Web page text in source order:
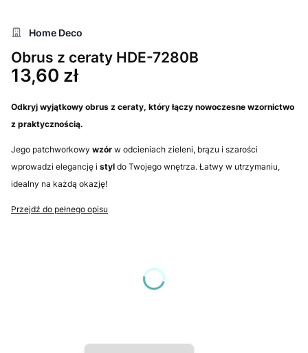
Home Deco
Obrus z ceraty HDE-7280B
Cena
13,60 zł
Odkryj wyjątkowy obrus z ceraty, który łączy nowoczesne wzornictwo
z praktycznością.
Jego patchworkowy wzór w odcieniach zieleni, brązu i szarości
wprowadzi elegancję i styl do Twojego wnętrza. Łatwy w utrzymaniu,
idealny na każdą okazję!
Przejdź do pełnego opisu